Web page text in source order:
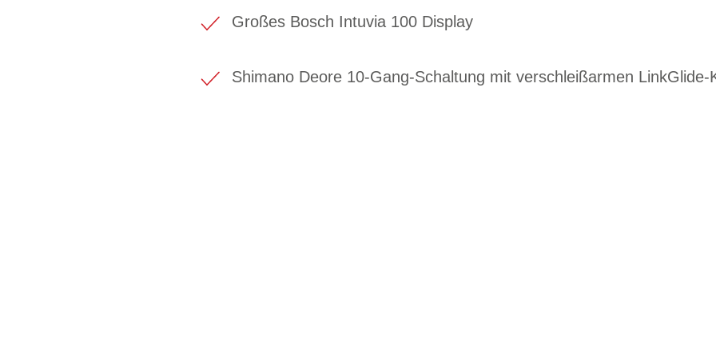
Großes Bosch Intuvia 100 Display
Shimano Deore 10-Gang-Schaltung mit verschleißarmen LinkGlide-